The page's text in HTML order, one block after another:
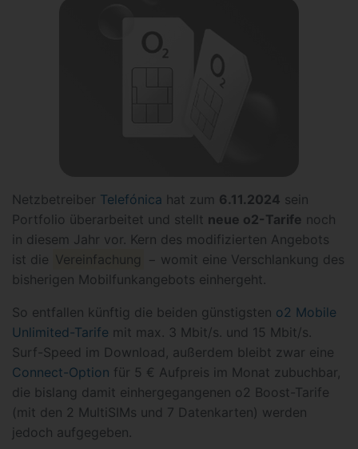
Netzbetreiber Telefónica hat zum 6.11.2024 sein
Portfolio überarbeitet und stellt neue o2-Tarife noch
in diesem Jahr vor. Kern des modifizierten Angebots
ist die Vereinfachung − womit eine Verschlankung des
bisherigen Mobilfunkangebots einhergeht.
So entfallen künftig die beiden günstigsten o2 Mobile
Unlimited-Tarife mit max. 3 Mbit/s. und 15 Mbit/s.
Surf-Speed im Download, außerdem bleibt zwar eine
Connect-Option für 5 € Aufpreis im Monat zubuchbar,
die bislang damit einhergegangenen o2 Boost-Tarife
(mit den 2 MultiSIMs und 7 Datenkarten) werden
jedoch aufgegeben.